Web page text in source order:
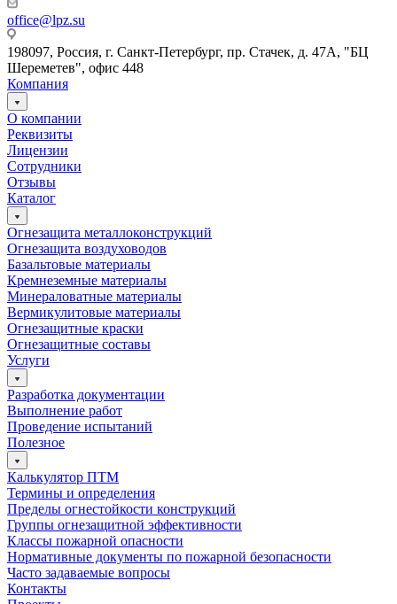
office@lpz.su
198097, Россия, г. Санкт-Петербург, пр. Стачек, д. 47А, "БЦ
Шереметев", офис 448
Компания
О компании
Реквизиты
Лицензии
Сотрудники
Отзывы
Каталог
Огнезащита металлоконструкций
Огнезащита воздуховодов
Базальтовые материалы
Кремнеземные материалы
Минераловатные материалы
Вермикулитовые материалы
Огнезащитные краски
Огнезащитные составы
Услуги
Разработка документации
Выполнение работ
Проведение испытаний
Полезное
Калькулятор ПТМ
Термины и определения
Пределы огнестойкости конструкций
Группы огнезащитной эффективности
Классы пожарной опасности
Нормативные документы по пожарной безопасности
Часто задаваемые вопросы
Контакты